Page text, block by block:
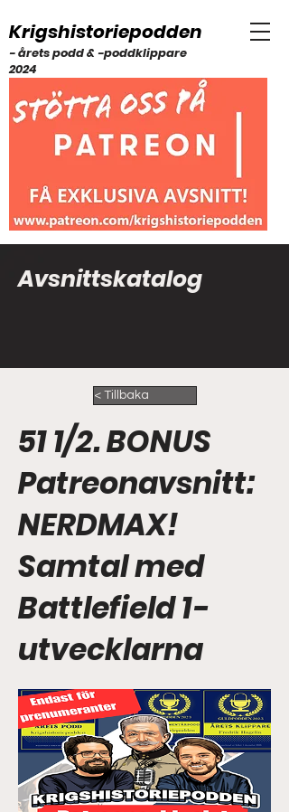
Krigshistoriepodden
- årets podd & -poddklippare
2024
Avsnittskatalog
< Tillbaka
51 1/2. BONUS
Patreonavsnitt:
NERDMAX!
Samtal med
Battlefield 1-
utvecklarna